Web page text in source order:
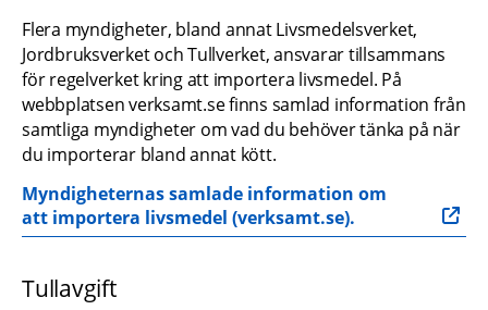
Flera myndigheter, bland annat Livsmedelsverket,
Jordbruksverket och Tullverket, ansvarar tillsammans
för regelverket kring att importera livsmedel. På
webbplatsen verksamt.se finns samlad information från
samtliga myndigheter om vad du behöver tänka på när
du importerar bland annat kött.
Myndigheternas samlade information om
att importera livsmedel (verksamt.se).
Tullavgift